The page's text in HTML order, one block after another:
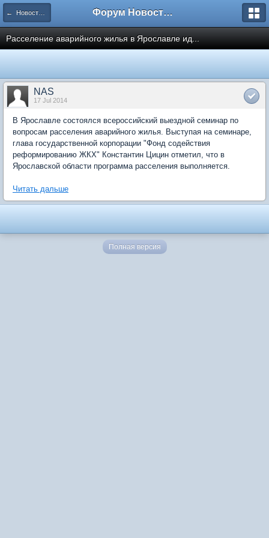
← Новости рынка недвижимости Форум Новостройки
Расселение аварийного жилья в Ярославле ид...
NAS
17 Jul 2014
В Ярославле состоялся всероссийский выездной семинар по
вопросам расселения аварийного жилья. Выступая на семинаре,
глава государственной корпорации "Фонд содействия
реформированию ЖКХ" Константин Цицин отметил, что в
Ярославской области программа расселения выполняется.
Читать дальше
Полная версия